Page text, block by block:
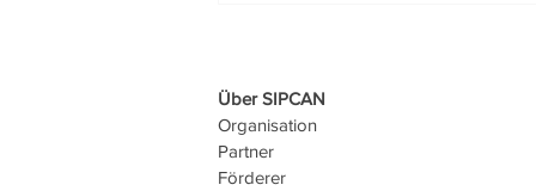
Über SIPCAN
Organisation
Partner
Förderer